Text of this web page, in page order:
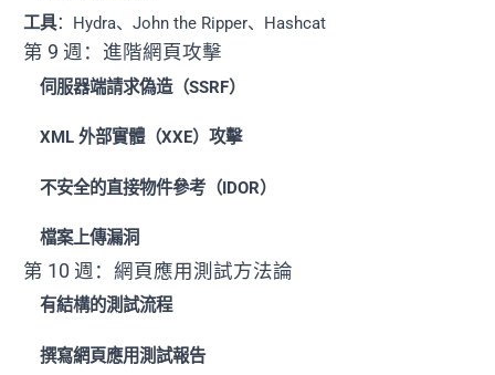
工具：Hydra、John the Ripper、Hashcat
第 9 週：進階網頁攻擊
伺服器端請求偽造（SSRF）
XML 外部實體（XXE）攻擊
不安全的直接物件參考（IDOR）
檔案上傳漏洞
第 10 週：網頁應用測試方法論
有結構的測試流程
撰寫網頁應用測試報告